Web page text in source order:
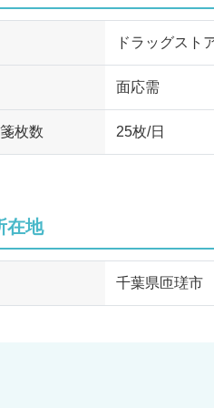
ドラッグスト
面応需
枚数 25枚/日
在地
千葉県匝瑳市